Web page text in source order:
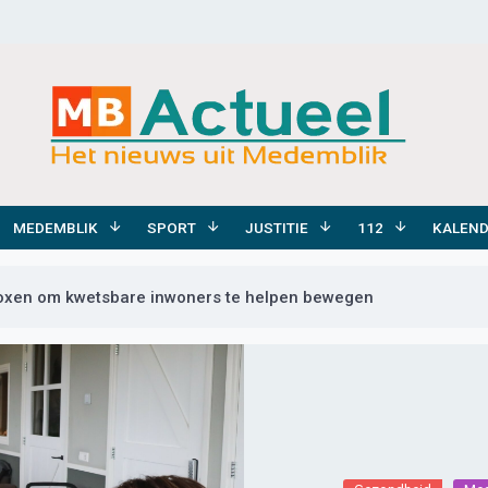
MEDEMBLIK SPORT JUSTITIE 112
om kwetsbare inwoners te helpen bewegen